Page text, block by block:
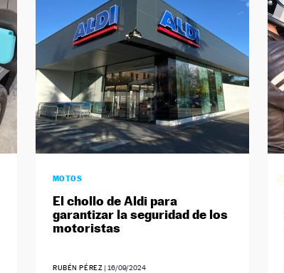
MOTOS
El chollo de Aldi para
garantizar la seguridad de los
motoristas
RUBÉN PÉREZ | 16/09/2024